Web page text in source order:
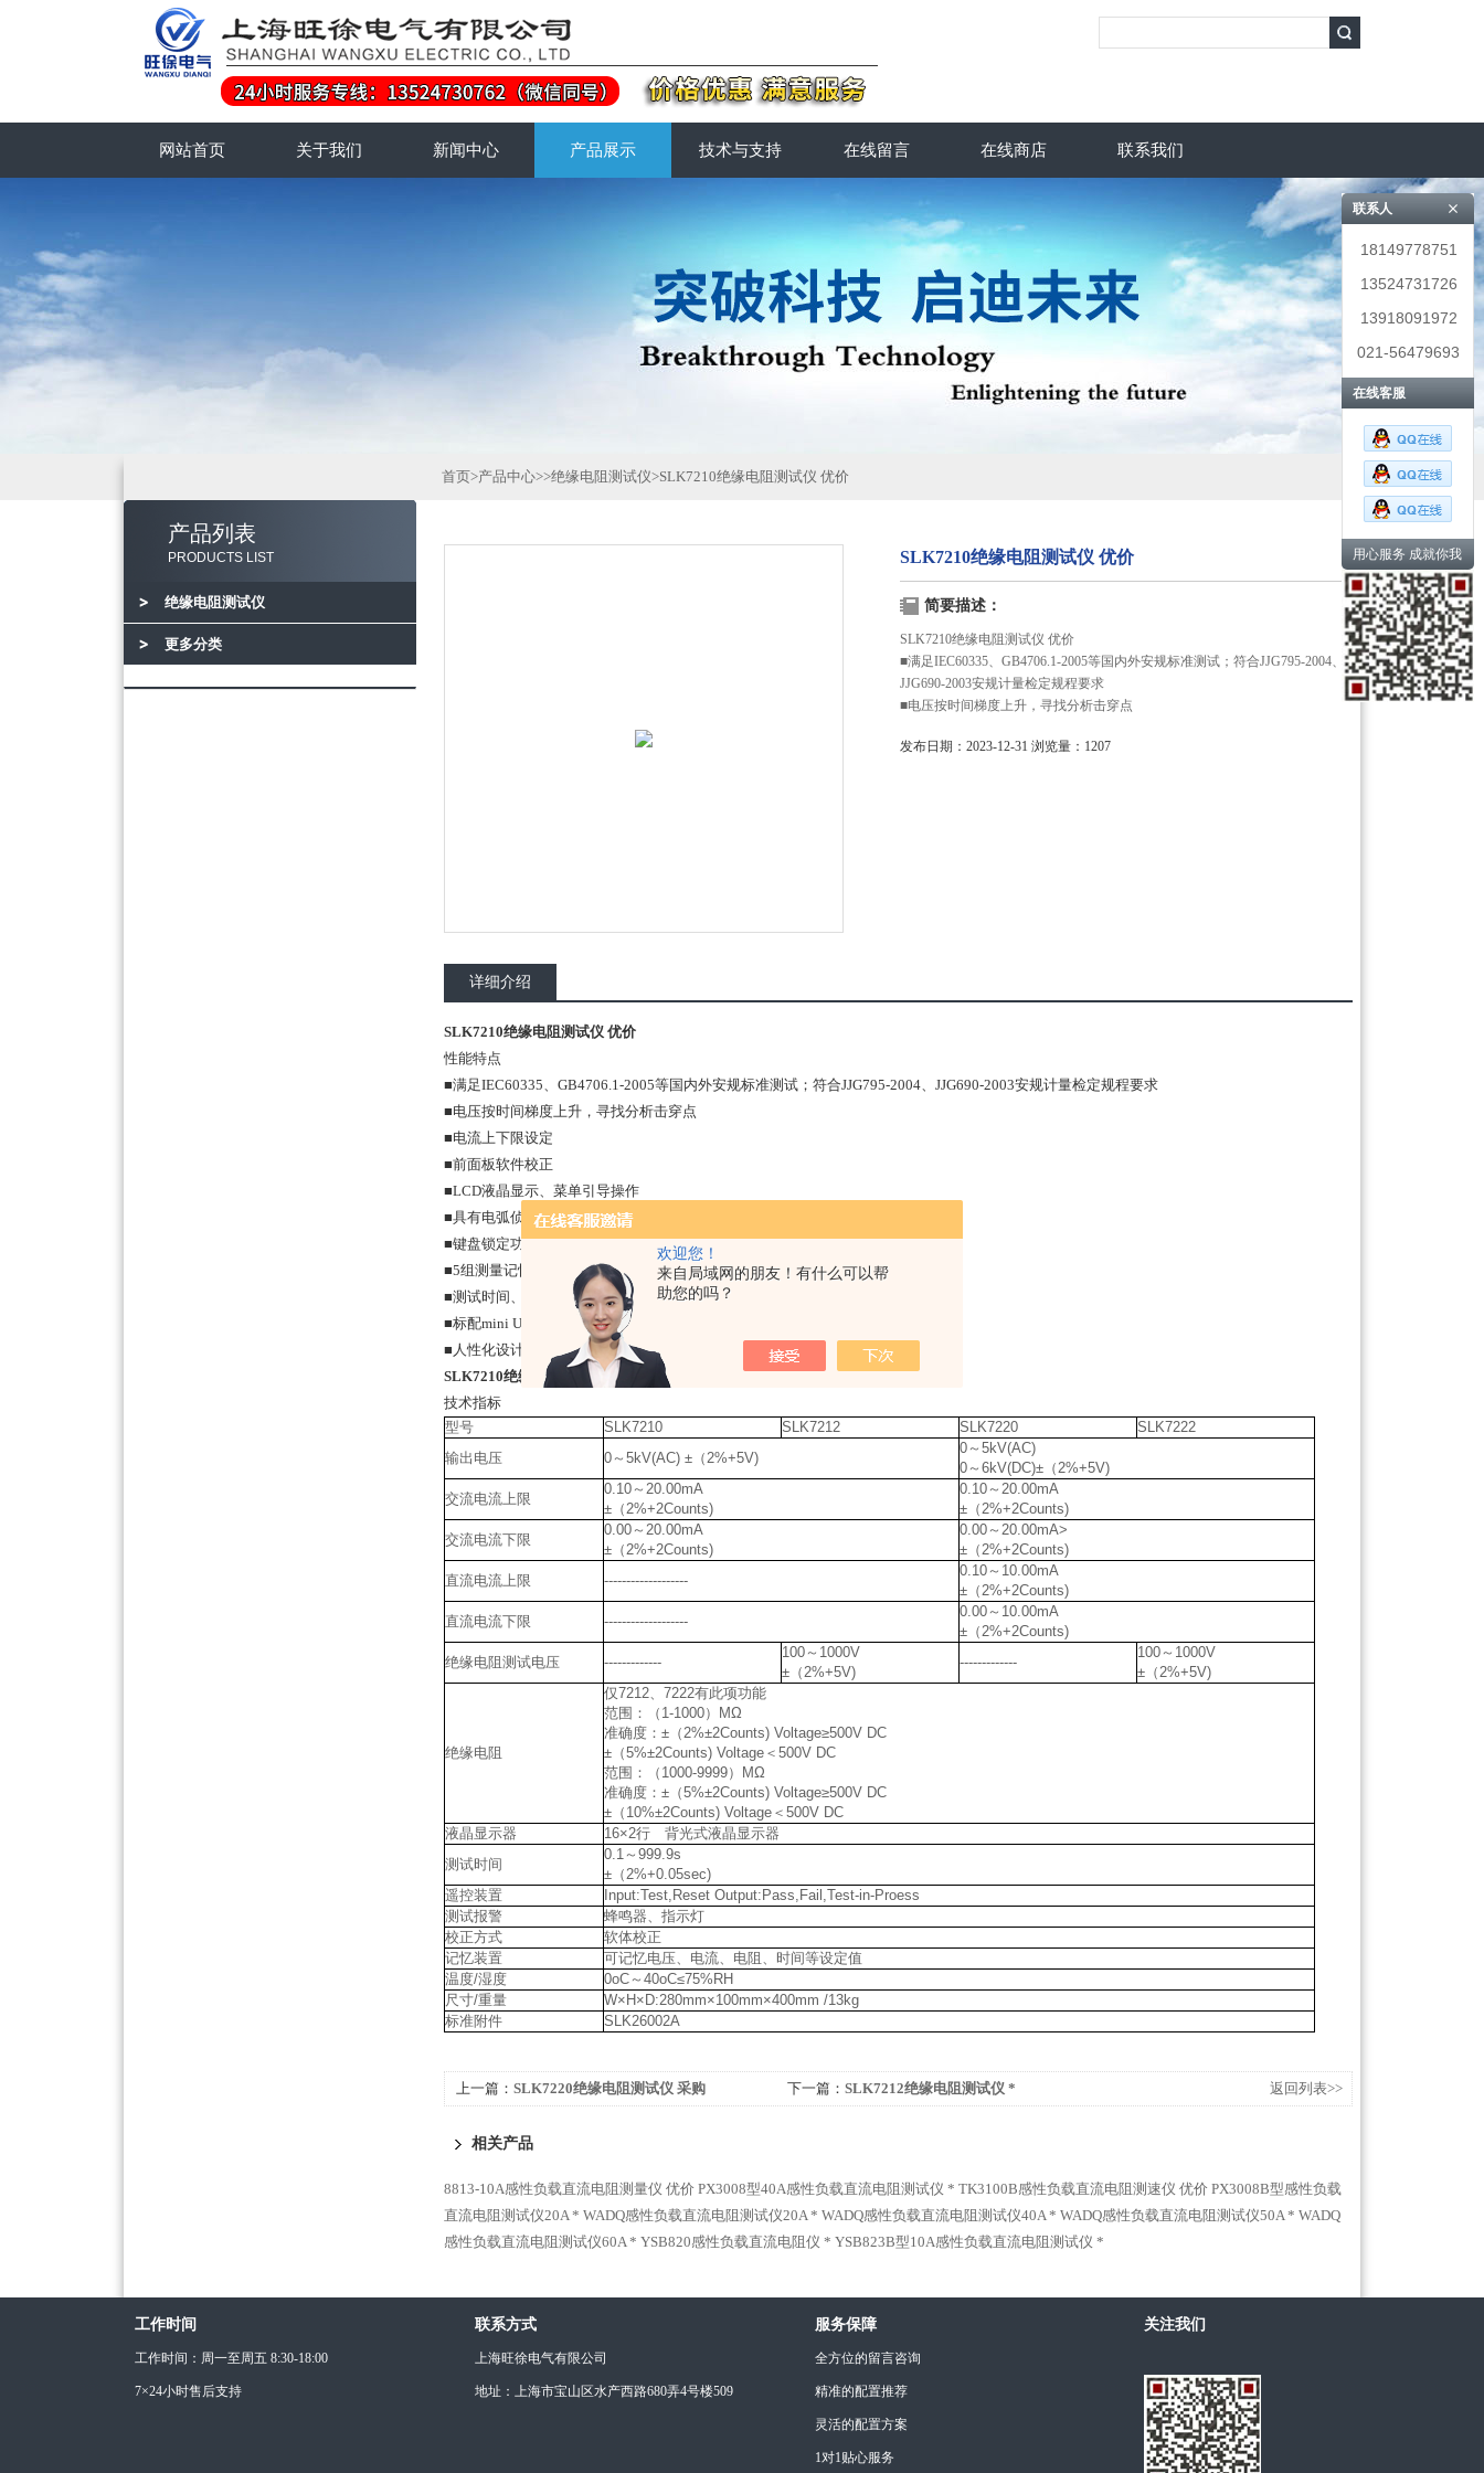
欢迎您！
来自局域网的朋友！有什么可以帮
助您的吗？
网站首页 关于我们 新闻中心 产品展示 技术与支持 在线留言 在线商店 联系我们
产品列表
PRODUCTS LIST
绝缘电阻测试仪
更多分类
首页>产品中心>>绝缘电阻测试仪>SLK7210绝缘电阻测试仪 优价
SLK7210绝缘电阻测试仪 优价
简要描述：
SLK7210绝缘电阻测试仪 优价
■满足IEC60335、GB4706.1-2005等国内外安规标准测试；符合JJG795-2004、
JJG690-2003安规计量检定规程要求
■电压按时间梯度上升，寻找分析击穿点
发布日期：2023-12-31 浏览量：1207
详细介绍
SLK7210绝缘电阻测试仪 优价
性能特点
■满足IEC60335、 GB4706.1-2005等国内外安规标准测试；符合JJG795-2004、 JJG690-2003安规计量检定规程要求
■电压按时间梯度上升，寻找分析击穿点
■电流上下限设定
■前面板软件校正
■LCD液晶显示、菜单引导操作
■具有电弧侦测功能（1-9级）
■键盘锁定功能
■5组测量记忆模式
■测试时间、电压、电流、电阻同时显示
■标配mini USB
■ 人性化设计、操作简单
SLK7210绝缘电阻测试仪 优价
技术指标
型号
SLK7210 SLK7212 SLK7220
SLK7222
输出电压
0～5kV(AC) ±（2%+5V)
0～5kV(AC)
0～6kV(DC)±（2%+5V)
交流电流上限
0.10～20.00mA
±（2%+2Counts)
0.10～20.00mA
±（2%+2Counts)
交流电流下限
0.00～20.00mA
±（2%+2Counts)
0.00～20.00mA>
±（2%+2Counts)
直流电流上限
-------------------
0.10～10.00mA
±（2%+2Counts)
直流电流下限
-------------------
0.00～10.00mA
±（2%+2Counts)
绝缘电阻测试电压
-------------
100～1000V
±（2%+5V)
-------------
100～1000V
±（2%+5V)
绝缘电阻
仅7212、7222有此项功能
范围：（1-1000）MΩ
准确度：±（2%±2Counts) Voltage≥500V DC
±（5%±2Counts) Voltage＜500V DC
范围：（1000-9999）MΩ
准确度：±（5%±2Counts) Voltage≥500V DC
±（10%±2Counts) Voltage＜500V DC
液晶显示器
16×2行 背光式液晶显示器
测试时间
0.1～999.9s
±（2%+0.05sec)
遥控装置
Input:Test,Reset Output:Pass,Fail,Test-in-Proess
测试报警
蜂鸣器、指示灯
校正方式
软体校正
记忆装置
可记忆电压、电流、电阻、时间等设定值
温度/湿度
0оC～40оC≤75%RH
尺寸/重量
W×H×D:280mm×100mm×400mm /13kg
标准附件
SLK26002A
上一篇： SLK7220绝缘电阻测试仪 采购 下一篇： SLK7212绝缘电阻测试仪 * 返回列表>>
相关产品
8813-10A感性负载直流电阻测量仪 优价 PX3008型40A感性负载直流电阻测试仪 * TK3100B感性负载直流电阻测速仪 优价 PX3008B型感性负载
直流电阻测试仪20A * WADQ感性负载直流电阻测试仪20A * WADQ感性负载直流电阻测试仪40A * WADQ感性负载直流电阻测试仪50A * WADQ
感性负载直流电阻测试仪60A * YSB820感性负载直流电阻仪 * YSB823B型10A感性负载直流电阻测试仪 *
工作时间
工作时间：周一至周五 8:30-18:00
7×24小时售后支持
联系方式
上海旺徐电气有限公司
地址：上海市宝山区水产西路680弄4号楼509
服务保障
全方位的留言咨询
精准的配置推荐
灵活的配置方案
1对1贴心服务
关注我们
联系人
18149778751
13524731726
13918091972
021-56479693
在线客服
用心服务 成就你我